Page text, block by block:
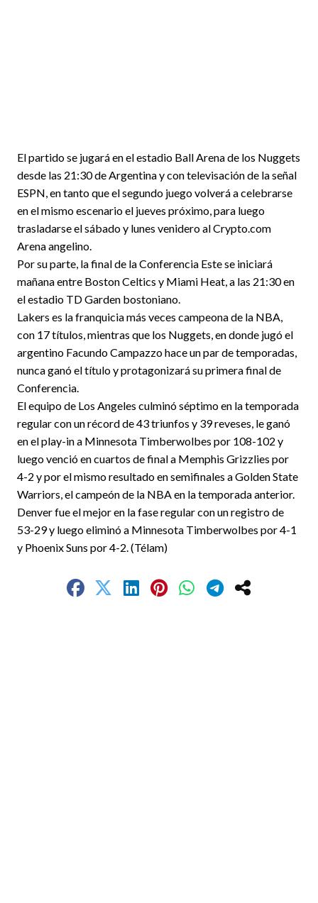
El partido se jugará en el estadio Ball Arena de los Nuggets
desde las 21:30 de Argentina y con televisación de la señal
ESPN, en tanto que el segundo juego volverá a celebrarse
en el mismo escenario el jueves próximo, para luego
trasladarse el sábado y lunes venidero al Crypto.com
Arena angelino.
Por su parte, la final de la Conferencia Este se iniciará
mañana entre Boston Celtics y Miami Heat, a las 21:30 en
el estadio TD Garden bostoniano.
Lakers es la franquicia más veces campeona de la NBA,
con 17 títulos, mientras que los Nuggets, en donde jugó el
argentino Facundo Campazzo hace un par de temporadas,
nunca ganó el título y protagonizará su primera final de
Conferencia.
El equipo de Los Angeles culminó séptimo en la temporada
regular con un récord de 43 triunfos y 39 reveses, le ganó
en el play-in a Minnesota Timberwolbes por 108-102 y
luego venció en cuartos de final a Memphis Grizzlies por
4-2 y por el mismo resultado en semifinales a Golden State
Warriors, el campeón de la NBA en la temporada anterior.
Denver fue el mejor en la fase regular con un registro de
53-29 y luego eliminó a Minnesota Timberwolbes por 4-1
y Phoenix Suns por 4-2. (Télam)